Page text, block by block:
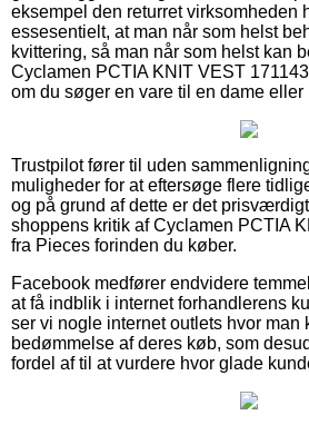
eksempel den returret virksomheden
essesentielt, at man når som helst
kvittering, så man når som helst kan
Cyclamen PCTIA KNIT VEST
om du søger en vare til en dame eller
Trustpilot fører til uden
muligheder for at eftersøge flere
og på grund af dette er det
shoppens kritik af Cyclamen PCTIA
fra Pieces forinden du køber.
Facebook medfører endvidere
at få indblik i internet forhandlerens
ser vi nogle internet outlets hvor man
bedømmelse af deres køb, som
fordel af til at vurdere hvor glade